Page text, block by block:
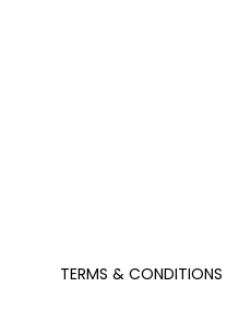
TERMS & CONDITIONS